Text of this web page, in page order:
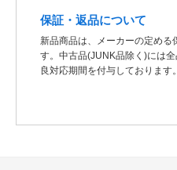
保証・返品について
新品商品は、メーカーの定める
す。中古品(JUNK品除く)には
良対応期間を付与しております。